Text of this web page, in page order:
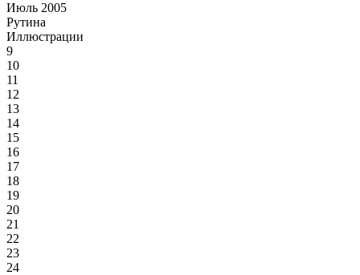
Июль 2005
Рутина
Иллюстрации
9
10
11
12
13
14
15
16
17
18
19
20
21
22
23
24